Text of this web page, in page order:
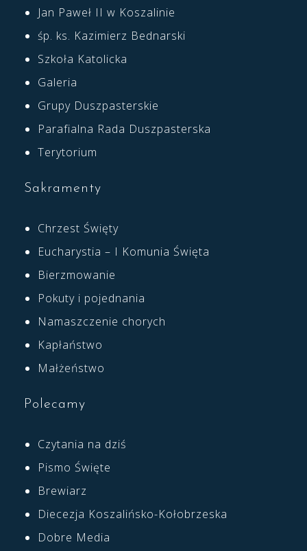
Jan Paweł II w Koszalinie
śp. ks. Kazimierz Bednarski
Szkoła Katolicka
Galeria
Grupy Duszpasterskie
Parafialna Rada Duszpasterska
Terytorium
Sakramenty
Chrzest Święty
Eucharystia – I Komunia Święta
Bierzmowanie
Pokuty i pojednania
Namaszczenie chorych
Kapłaństwo
Małżeństwo
Polecamy
Czytania na dziś
Pismo Święte
Brewiarz
Diecezja Koszalińsko-Kołobrzeska
Dobre Media